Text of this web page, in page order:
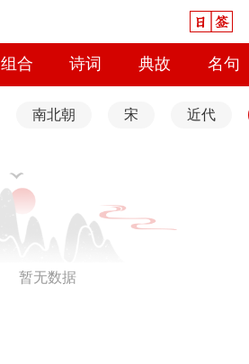
组合 诗词 典故 名句
南北朝 宋 近代
暂无数据